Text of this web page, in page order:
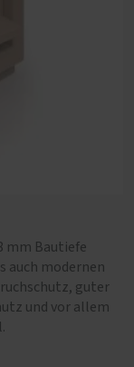
mm Bautiefe
auch modernen
guter
und vor allem